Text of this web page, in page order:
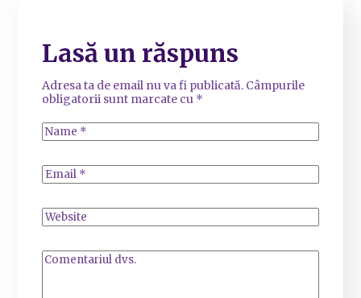
Lasă un răspuns
Adresa ta de email nu va fi publicată. Câmpurile
obligatorii sunt marcate cu *